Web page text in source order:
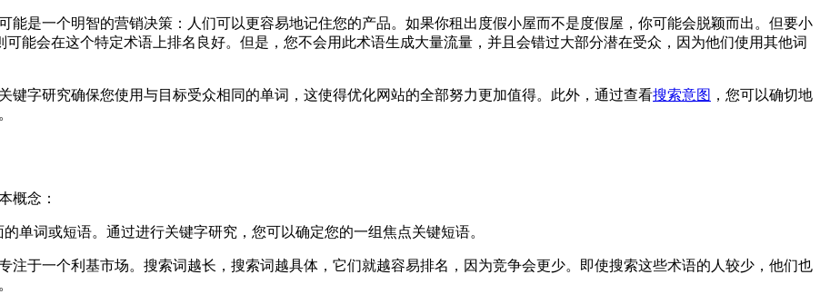
能是一个明智的营销决策：人们可以更容易地记住您的产品。如果你租出度假小屋而不是度假屋，你可能会脱颖而出。但要小
能会在这个特定术语上排名良好。但是，您不会用此术语生成大量流量，并且会错过大部分潜在受众，因为他们使用其他词
键字研究确保您使用与目标受众相同的单词，这使得优化网站的全部努力更加值得。此外，通过查看搜索意图 ，您可以确切地
概念：
单词或短语。通过进行关键字研究，您可以确定您的一组焦点关键短语。
注于一个利基市场。搜索词越长，搜索词越具体，它们就越容易排名，因为竞争会更少。即使搜索这些术语的人较少，他们也